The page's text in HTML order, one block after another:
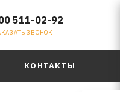
511-02-92
ЗВОНОК
КОНТАКТЫ